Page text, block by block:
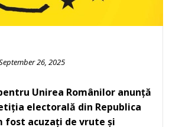
26, 2025
Unirea Românilor anunță
electorală din Republica
fost acuzați de vrute și